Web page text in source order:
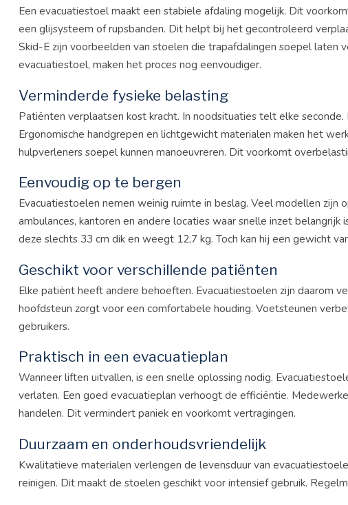
Een evacuatiestoel maakt een stabiele afdaling mogelijk. Dit
een glijsysteem of rupsbanden. Dit helpt bij het gecontroleerd
Skid-E zijn voorbeelden van stoelen die trapafdalingen soepel laten
evacuatiestoel, maken het proces nog eenvoudiger​.
Verminderde fysieke belasting
Patiënten verplaatsen kost kracht. In noodsituaties telt elke
Ergonomische handgrepen en lichtgewicht materialen maken het
hulpverleners soepel kunnen manoeuvreren​​. Dit voorkomt
Eenvoudig op te bergen
Evacuatiestoelen nemen weinig ruimte in beslag. Veel modellen
ambulances, kantoren en andere locaties waar snelle inzet belangrijk
deze slechts 33 cm dik en weegt 12,7 kg. Toch kan hij een gewicht
Geschikt voor verschillende patiënten
Elke patiënt heeft andere behoeften. Evacuatiestoelen zijn daarom
hoofdsteun zorgt voor een comfortabele houding. Voetsteunen
gebruikers​​.
Praktisch in een evacuatieplan
Wanneer liften uitvallen, is een snelle oplossing nodig.
verlaten. Een goed evacuatieplan verhoogt de efficiëntie.
handelen. Dit vermindert paniek en voorkomt vertragingen.
Duurzaam en onderhoudsvriendelijk
Kwalitatieve materialen verlengen de levensduur van
reinigen​. Dit maakt de stoelen geschikt voor intensief gebruik.